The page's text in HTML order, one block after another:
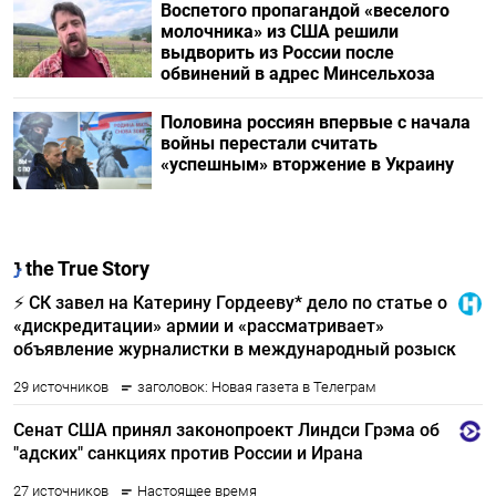
Воспетого пропагандой «веселого
молочника» из США решили
выдворить из России после
обвинений в адрес Минсельхоза
Половина россиян впервые с начала
войны перестали считать
«успешным» вторжение в Украину